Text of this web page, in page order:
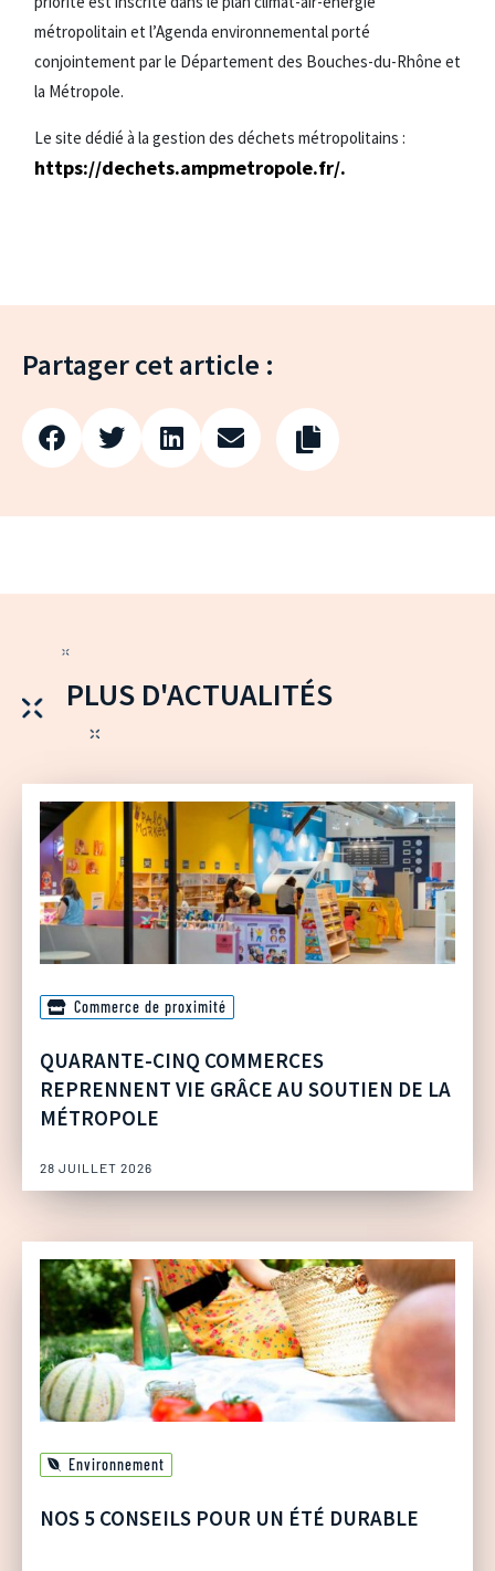
métropolitain et l’Agenda environnemental porté
conjointement par le Département des Bouches-du-Rhône et
la Métropole.
Le site dédié à la gestion des déchets métropolitains :
https://dechets.ampmetropole.fr/.
Partager cet article :
PLUS D'ACTUALITÉS
Commerce de proximité
QUARANTE-CINQ COMMERCES
REPRENNENT VIE GRÂCE AU SOUTIEN DE LA
MÉTROPOLE
28 JUILLET 2026
Environnement
NOS 5 CONSEILS POUR UN ÉTÉ DURABLE